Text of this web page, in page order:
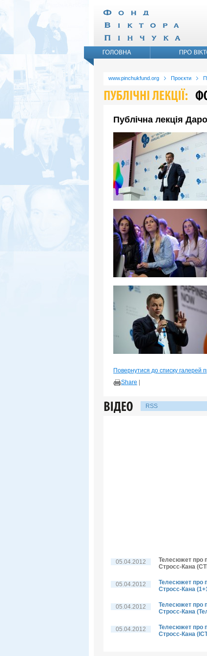
www.pinchukfund.org Проєкти
Публічна лекція
Повернутися до списку галерей
Share
RSS
05.04.2012
Телесюжет про
Стросс-Кана
05.04.2012
Телесюжет про
Стросс-Кана
05.04.2012
Телесюжет про
Стросс-Кана
05.04.2012
Телесюжет про
Стросс-Кана